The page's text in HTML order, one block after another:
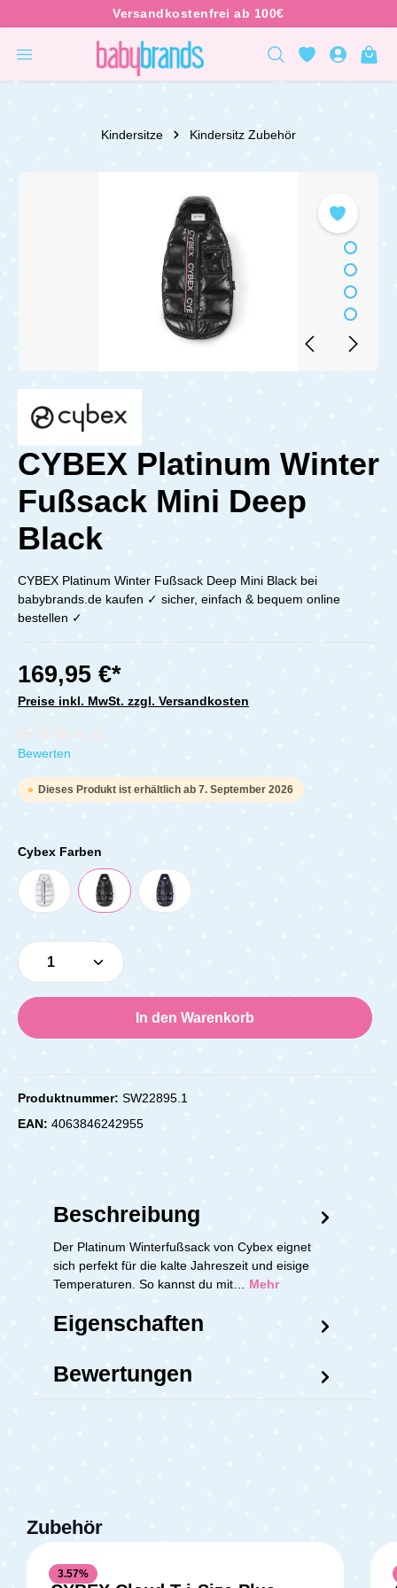
Kindersitze Kindersitz Zubehör
CYBEX Platinum Winter
Fußsack Mini Deep
Black
CYBEX Platinum Winter Fußsack Deep Mini Black bei
babybrands.de kaufen ✓ sicher, einfach & bequem online
bestellen ✓
169,95 €*
Preise inkl. MwSt. zzgl. Versandkosten
Durchschnittliche Bewertung von 0 von 5 Sternen
Bewerten
Dieses Produkt ist erhältlich ab 7. September 2026
Cybex Farben
Produkt Anzahl: Gib den gewünschten
In den Warenkorb
Produktnummer: SW22895.1
EAN: 4063846242955
Beschreibung
Der Platinum Winterfußsack von Cybex eignet
sich perfekt für die kalte Jahreszeit und eisige
Temperaturen. So kannst du mit… Mehr
Eigenschaften
Bewertungen
Zubehör
3.57%